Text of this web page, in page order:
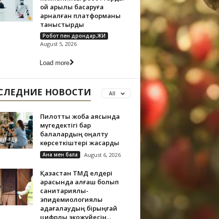
ой арқылы басқаруға
арналған платформаны
таныстырды
Робот пен дрондар,ЖИ
August 5, 2026
Load more
НОВОСТИ All
Пилоттық жоба аясында
мүгедектігі бар
балалардың оңалту
көрсеткіштері жақсарды
Ана мен бала August 6, 2026
Қазақстан ТМД елдері
арасында алғаш болып
санитариялық-
эпидемиологиялық
қадағалаудың бірыңғай
цифрлық экожүйесін...